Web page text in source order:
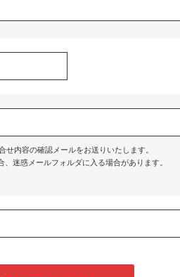
内容の確認メールをお送りいたします。
迷惑メールフォルダに入る場合があります。